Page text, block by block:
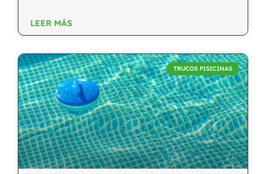
LEER MÁS
TRUCOS PISICINAS